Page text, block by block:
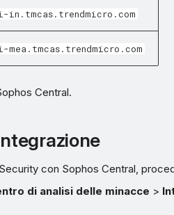
in.tmcas.trendmicro.com
mea.tmcas.trendmicro.com
Central.
con Sophos Central,
di analisi delle minacce >